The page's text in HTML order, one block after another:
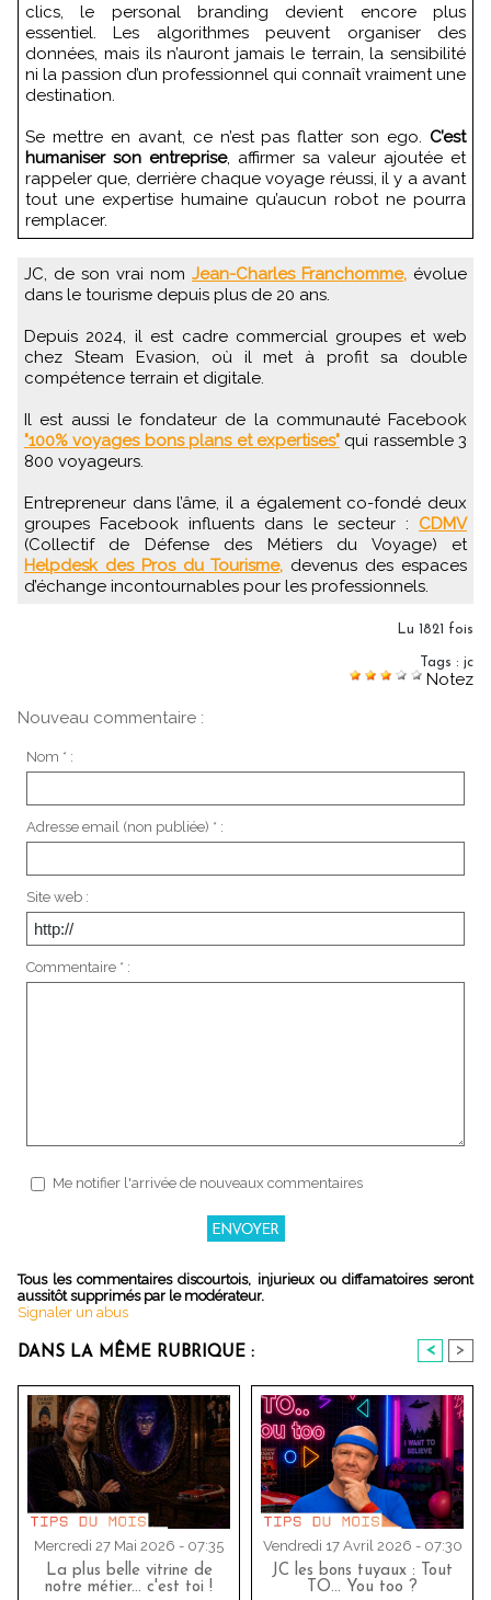
clics, le personal branding devient encore plus
essentiel. Les algorithmes peuvent organiser des
données, mais ils n’auront jamais le terrain, la sensibilité
ni la passion d’un professionnel qui connaît vraiment une
destination.
Se mettre en avant, ce n’est pas flatter son ego. C’est
humaniser son entreprise, affirmer sa valeur ajoutée et
rappeler que, derrière chaque voyage réussi, il y a avant
tout une expertise humaine qu’aucun robot ne pourra
remplacer.
JC, de son vrai nom Jean-Charles Franchomme, évolue
dans le tourisme depuis plus de 20 ans.
Depuis 2024, il est cadre commercial groupes et web
chez Steam Evasion, où il met à profit sa double
compétence terrain et digitale.
Il est aussi le fondateur de la communauté Facebook
"100% voyages bons plans et expertises"qui rassemble 3
800 voyageurs.
Entrepreneur dans l’âme, il a également co-fondé deux
groupes Facebook influents dans le secteur : CDMV
(Collectif de Défense des Métiers du Voyage) et
Helpdesk des Pros du Tourisme, devenus des espaces
d’échange incontournables pour les professionnels.
Lu 1821 fois
Tags : jc
Notez
Nouveau commentaire :
Nom * :
Adresse email (non publiée) * :
Site web :
Commentaire * :
Me notifier l'arrivée de nouveaux commentaires
Tous les commentaires discourtois, injurieux ou diffamatoires seront
aussitôt supprimés par le modérateur.
Signaler un abus
DANS LA MÊME RUBRIQUE : < >
Mercredi 27 Mai 2026 - 07:35
La plus belle vitrine de
notre métier... c'est toi !
Vendredi 17 Avril 2026 - 07:30
JC les bons tuyaux : Tout
TO… You too ?